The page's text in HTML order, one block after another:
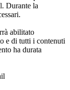
Durante la
abilitato
e di tutti i contenuti
ha durata